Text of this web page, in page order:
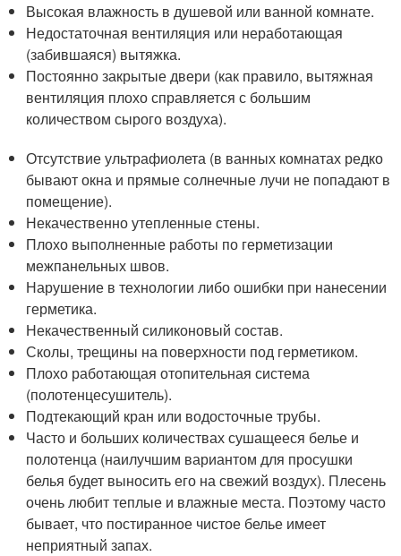
Высокая влажность в душевой или ванной комнате.
Недостаточная вентиляция или неработающая
(забившаяся) вытяжка.
Постоянно закрытые двери (как правило, вытяжная
вентиляция плохо справляется с большим
количеством сырого воздуха).
Отсутствие ультрафиолета (в ванных комнатах редко
бывают окна и прямые солнечные лучи не попадают в
помещение).
Некачественно утепленные стены.
Плохо выполненные работы по герметизации
межпанельных швов.
Нарушение в технологии либо ошибки при нанесении
герметика.
Некачественный силиконовый состав.
Сколы, трещины на поверхности под герметиком.
Плохо работающая отопительная система
(полотенцесушитель).
Подтекающий кран или водосточные трубы.
Часто и больших количествах сушащееся белье и
полотенца (наилучшим вариантом для просушки
белья будет выносить его на свежий воздух). Плесень
очень любит теплые и влажные места. Поэтому часто
бывает, что постиранное чистое белье имеет
неприятный запах.